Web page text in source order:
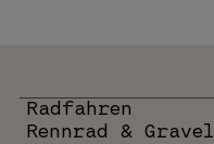
Radfahren
Rennrad & Gravel